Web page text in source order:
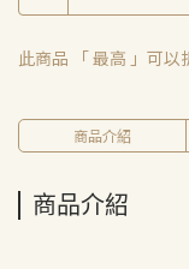
此商品 「 最高 」可以
商品介紹
商品介紹